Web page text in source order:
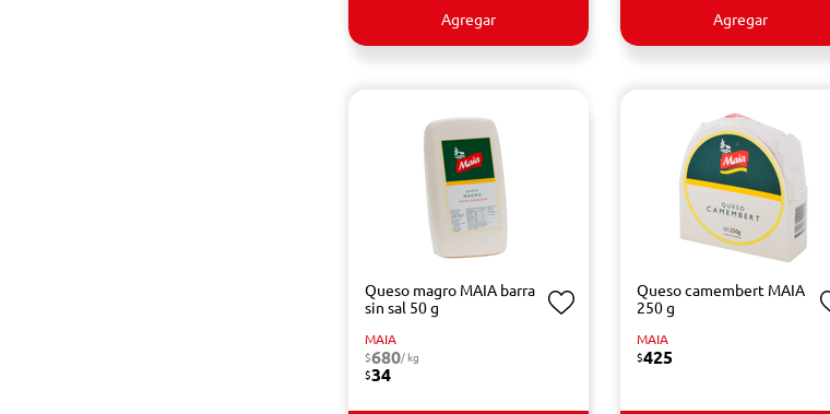
Agregar Agregar
Queso magro MAIA barra
sin sal 50 g
MAIA
$680/ kg
$34
Queso camembert MAIA
250 g
MAIA
$425